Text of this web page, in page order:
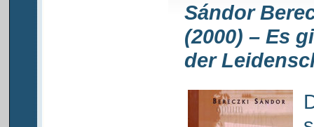
Sándor
(2000) – Es
der